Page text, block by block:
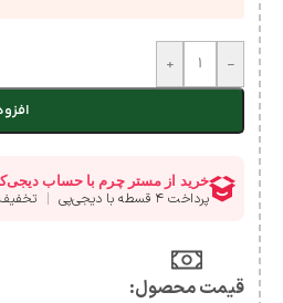
-
+
قیمت محصول:​